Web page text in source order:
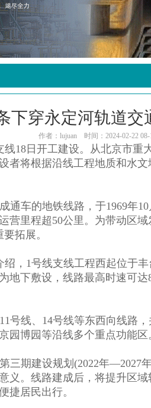
下穿永定河轨道交
作者：lujuan 时间：2024-02-22 08-
线18日开工建设。从北京市
者将根据沿线工程地质和水
通车的地铁线路，于1969年
营里程超50公里。为带动区
拓展。
，1号线支线工程西起位于
地下敷设，线路最高时速可
号线、14号线等东西向线路
园博园等沿线多个重点功能区
三期建设规划(2022年—2027
义。线路建成后，将提升区
捷居民出行。